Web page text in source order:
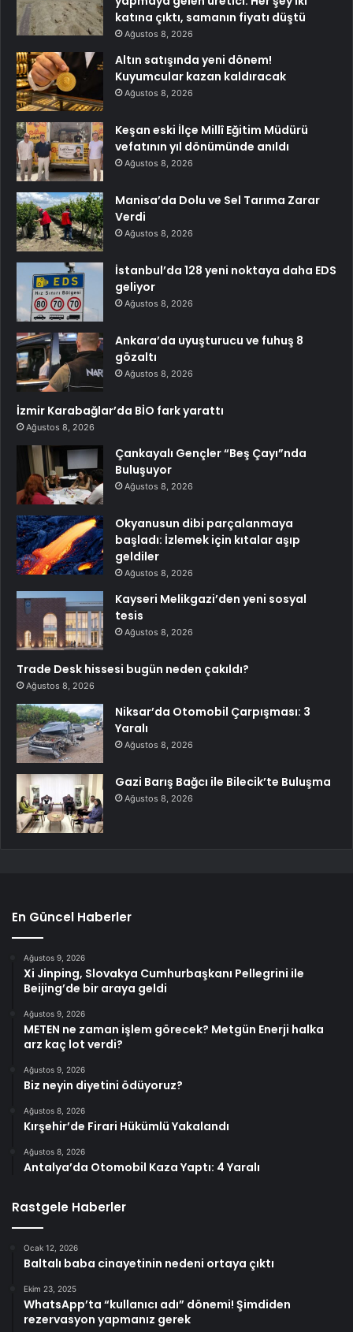
katına çıktı, samanın fiyatı düştü
Ağustos 8, 2026
Altın satışında yeni dönem!
Kuyumcular kazan kaldıracak
Ağustos 8, 2026
Keşan eski İlçe Millî Eğitim Müdürü
vefatının yıl dönümünde anıldı
Ağustos 8, 2026
Manisa’da Dolu ve Sel Tarıma Zarar
Verdi
Ağustos 8, 2026
İstanbul’da 128 yeni noktaya daha EDS
geliyor
Ağustos 8, 2026
Ankara’da uyuşturucu ve fuhuş 8
gözaltı
Ağustos 8, 2026
İzmir Karabağlar’da BİO fark yarattı
Ağustos 8, 2026
Çankayalı Gençler “Beş Çayı”nda
Buluşuyor
Ağustos 8, 2026
Okyanusun dibi parçalanmaya
başladı: İzlemek için kıtalar aşıp
geldiler
Ağustos 8, 2026
Kayseri Melikgazi’den yeni sosyal
tesis
Ağustos 8, 2026
Trade Desk hissesi bugün neden çakıldı?
Ağustos 8, 2026
Niksar’da Otomobil Çarpışması: 3
Yaralı
Ağustos 8, 2026
Gazi Barış Bağcı ile Bilecik’te Buluşma
Ağustos 8, 2026
En Güncel Haberler
Ağustos 9, 2026
Xi Jinping, Slovakya Cumhurbaşkanı Pellegrini ile
Beijing’de bir araya geldi
Ağustos 9, 2026
METEN ne zaman işlem görecek? Metgün Enerji halka
arz kaç lot verdi?
Ağustos 9, 2026
Biz neyin diyetini ödüyoruz?
Ağustos 8, 2026
Kırşehir’de Firari Hükümlü Yakalandı
Ağustos 8, 2026
Antalya’da Otomobil Kaza Yaptı: 4 Yaralı
Rastgele Haberler
Ocak 12, 2026
Baltalı baba cinayetinin nedeni ortaya çıktı
Ekim 23, 2025
WhatsApp’ta “kullanıcı adı” dönemi! Şimdiden
rezervasyon yapmanız gerek